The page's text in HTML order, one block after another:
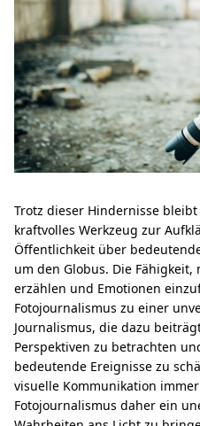
Trotz dieser Hindernisse
kraftvolles Werkzeug zur
Öffentlichkeit über
um den Globus. Die
erzählen und Emotionen
Fotojournalismus zu einer
Journalismus, die dazu
Perspektiven zu betrachten
bedeutende Ereignisse zu
visuelle Kommunikation
Fotojournalismus daher ein